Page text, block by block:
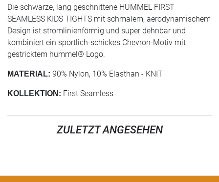
Die schwarze, lang geschnittene HUMMEL FIRST
SEAMLESS KIDS TIGHTS mit schmalem, aerodynamischem
Design ist stromlinienförmig und super dehnbar und
kombiniert ein sportlich-schickes Chevron-Motiv mit
gestricktem hummel® Logo.
MATERIAL: 90% Nylon, 10% Elasthan - KNIT
KOLLEKTION: First Seamless
ZULETZT ANGESEHEN